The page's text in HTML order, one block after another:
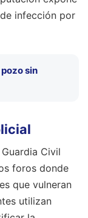
infección por
sin
Civil
foros donde
que vulneran
utilizan